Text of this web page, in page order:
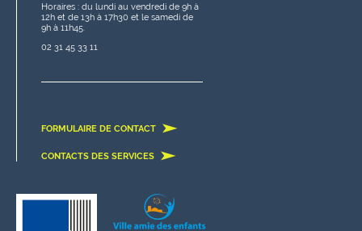
Horaires : du lundi au vendredi de 9h à
12h et de 13h à 17h30 et le samedi de
9h à 11h45.
02 31 45 33 11
FORMULAIRE DE CONTACT
CONTACTS DES SERVICES